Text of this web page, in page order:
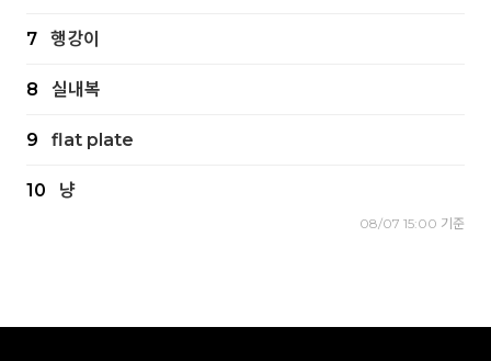
7 행강이
8 실내복
9 flat plate
10 냥
08/07 15:00 기준